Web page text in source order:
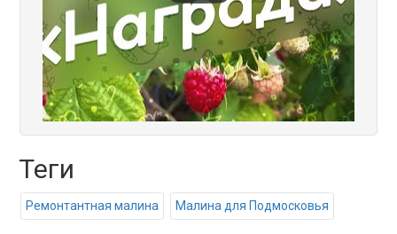
Теги
Ремонтантная малина Малина для Подмосковья